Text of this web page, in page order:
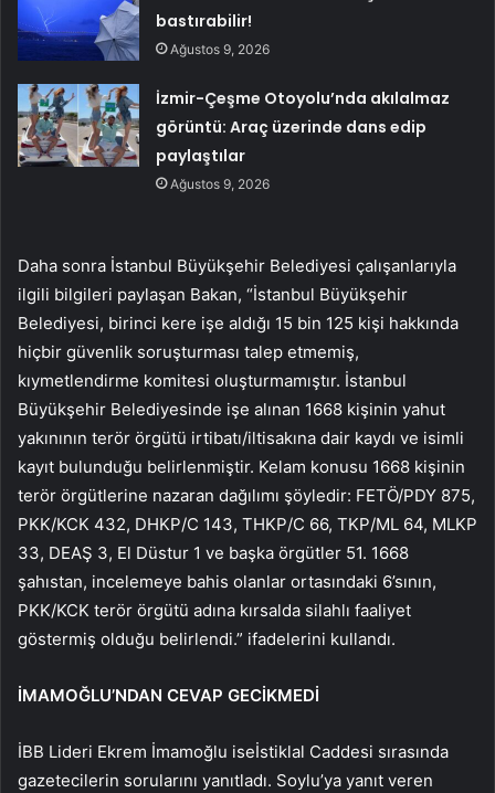
bastırabilir!
Ağustos 9, 2026
İzmir-Çeşme Otoyolu’nda akılalmaz
görüntü: Araç üzerinde dans edip
paylaştılar
Ağustos 9, 2026
Daha sonra İstanbul Büyükşehir Belediyesi çalışanlarıyla
ilgili bilgileri paylaşan Bakan, “İstanbul Büyükşehir
Belediyesi, birinci kere işe aldığı 15 bin 125 kişi hakkında
hiçbir güvenlik soruşturması talep etmemiş,
kıymetlendirme komitesi oluşturmamıştır. İstanbul
Büyükşehir Belediyesinde işe alınan 1668 kişinin yahut
yakınının terör örgütü irtibatı/iltisakına dair kaydı ve isimli
kayıt bulunduğu belirlenmiştir. Kelam konusu 1668 kişinin
terör örgütlerine nazaran dağılımı şöyledir: FETÖ/PDY 875,
PKK/KCK 432, DHKP/C 143, THKP/C 66, TKP/ML 64, MLKP
33, DEAŞ 3, El Düstur 1 ve başka örgütler 51. 1668
şahıstan, incelemeye bahis olanlar ortasındaki 6’sının,
PKK/KCK terör örgütü adına kırsalda silahlı faaliyet
göstermiş olduğu belirlendi.” ifadelerini kullandı.
İMAMOĞLU’NDAN CEVAP GECİKMEDİ
İBB Lideri Ekrem İmamoğlu iseİstiklal Caddesi sırasında
gazetecilerin sorularını yanıtladı. Soylu’ya yanıt veren